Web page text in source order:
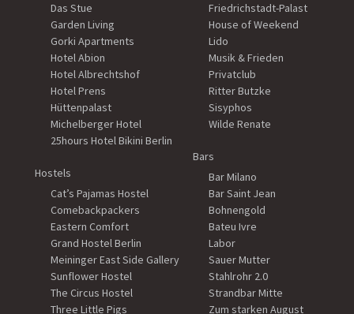
Das Stue
Garden Living
Gorki Apartments
Hotel Abion
Hotel Albrechtshof
Hotel Prens
Hüttenpalast
Michelberger Hotel
25hours Hotel Bikini Berlin
Hostels
Cat’s Pajamas Hostel
Comebackpackers
Eastern Comfort
Grand Hostel Berlin
Meininger East Side Gallery
Sunflower Hostel
The Circus Hostel
Three Little Pigs
Friedrichstadt-Palast
House of Weekend
Lido
Musik & Frieden
Privatclub
Ritter Butzke
Sisyphos
Wilde Renate
Bars
Bar Milano
Bar Saint Jean
Bohnengold
Bateu Ivre
Labor
Sauer Mutter
Stahlrohr 2.0
Strandbar Mitte
Zum starken August